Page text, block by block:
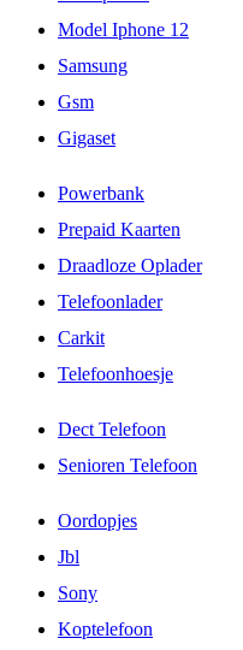
Model Iphone 12
Samsung
Gsm
Gigaset
Powerbank
Prepaid Kaarten
Draadloze Oplader
Telefoonlader
Carkit
Telefoonhoesje
Dect Telefoon
Senioren Telefoon
Oordopjes
Jbl
Sony
Koptelefoon